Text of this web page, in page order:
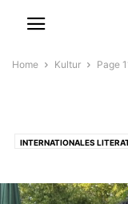
Home Kultur Page
INTERNATIONALES